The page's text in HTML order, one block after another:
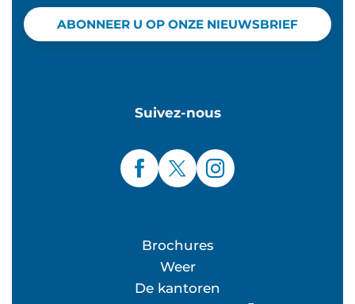
ABONNEER U OP ONZE NIEUWSBRIEF
Suivez-nous
Brochures
Weer
De kantoren